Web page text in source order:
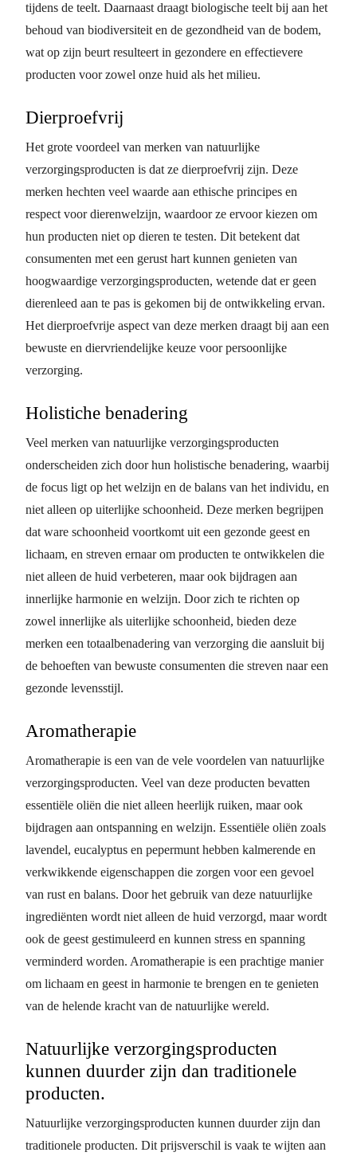
tijdens de teelt. Daarnaast draagt biologische teelt bij aan het
behoud van biodiversiteit en de gezondheid van de bodem,
wat op zijn beurt resulteert in gezondere en effectievere
producten voor zowel onze huid als het milieu.
Dierproefvrij
Het grote voordeel van merken van natuurlijke
verzorgingsproducten is dat ze dierproefvrij zijn. Deze
merken hechten veel waarde aan ethische principes en
respect voor dierenwelzijn, waardoor ze ervoor kiezen om
hun producten niet op dieren te testen. Dit betekent dat
consumenten met een gerust hart kunnen genieten van
hoogwaardige verzorgingsproducten, wetende dat er geen
dierenleed aan te pas is gekomen bij de ontwikkeling ervan.
Het dierproefvrije aspect van deze merken draagt bij aan een
bewuste en diervriendelijke keuze voor persoonlijke
verzorging.
Holistiche benadering
Veel merken van natuurlijke verzorgingsproducten
onderscheiden zich door hun holistische benadering, waarbij
de focus ligt op het welzijn en de balans van het individu, en
niet alleen op uiterlijke schoonheid. Deze merken begrijpen
dat ware schoonheid voortkomt uit een gezonde geest en
lichaam, en streven ernaar om producten te ontwikkelen die
niet alleen de huid verbeteren, maar ook bijdragen aan
innerlijke harmonie en welzijn. Door zich te richten op
zowel innerlijke als uiterlijke schoonheid, bieden deze
merken een totaalbenadering van verzorging die aansluit bij
de behoeften van bewuste consumenten die streven naar een
gezonde levensstijl.
Aromatherapie
Aromatherapie is een van de vele voordelen van natuurlijke
verzorgingsproducten. Veel van deze producten bevatten
essentiële oliën die niet alleen heerlijk ruiken, maar ook
bijdragen aan ontspanning en welzijn. Essentiële oliën zoals
lavendel, eucalyptus en pepermunt hebben kalmerende en
verkwikkende eigenschappen die zorgen voor een gevoel
van rust en balans. Door het gebruik van deze natuurlijke
ingrediënten wordt niet alleen de huid verzorgd, maar wordt
ook de geest gestimuleerd en kunnen stress en spanning
verminderd worden. Aromatherapie is een prachtige manier
om lichaam en geest in harmonie te brengen en te genieten
van de helende kracht van de natuurlijke wereld.
Natuurlijke verzorgingsproducten
kunnen duurder zijn dan traditionele
producten.
Natuurlijke verzorgingsproducten kunnen duurder zijn dan
traditionele producten. Dit prijsverschil is vaak te wijten aan